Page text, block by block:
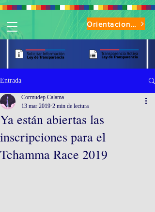
Orientaciones de Uso Parque Oasis
Entrada
Ya están abiertas las
inscripciones para el
Tchamma Race 2019
Cormudep Calama
13 mar 2019 2 min de lectura